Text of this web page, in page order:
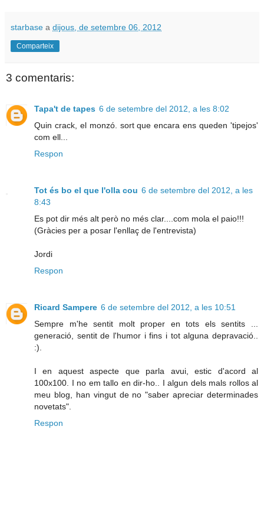
starbase a dijous, de setembre 06, 2012
Comparteix
3 comentaris:
Tapa't de tapes 6 de setembre del 2012, a les 8:02
Quin crack, el monzó. sort que encara ens queden 'tipejos'
com ell...
Respon
Tot és bo el que l'olla cou 6 de setembre del 2012, a les
8:43
Es pot dir més alt però no més clar....com mola el paio!!!
(Gràcies per a posar l'enllaç de l'entrevista)
Jordi
Respon
Ricard Sampere 6 de setembre del 2012, a les 10:51
Sempre m'he sentit molt proper en tots els sentits ...
generació, sentit de l'humor i fins i tot alguna depravació..
:).
I en aquest aspecte que parla avui, estic d'acord al
100x100. I no em tallo en dir-ho.. I algun dels mals rollos al
meu blog, han vingut de no "saber apreciar determinades
novetats".
Respon